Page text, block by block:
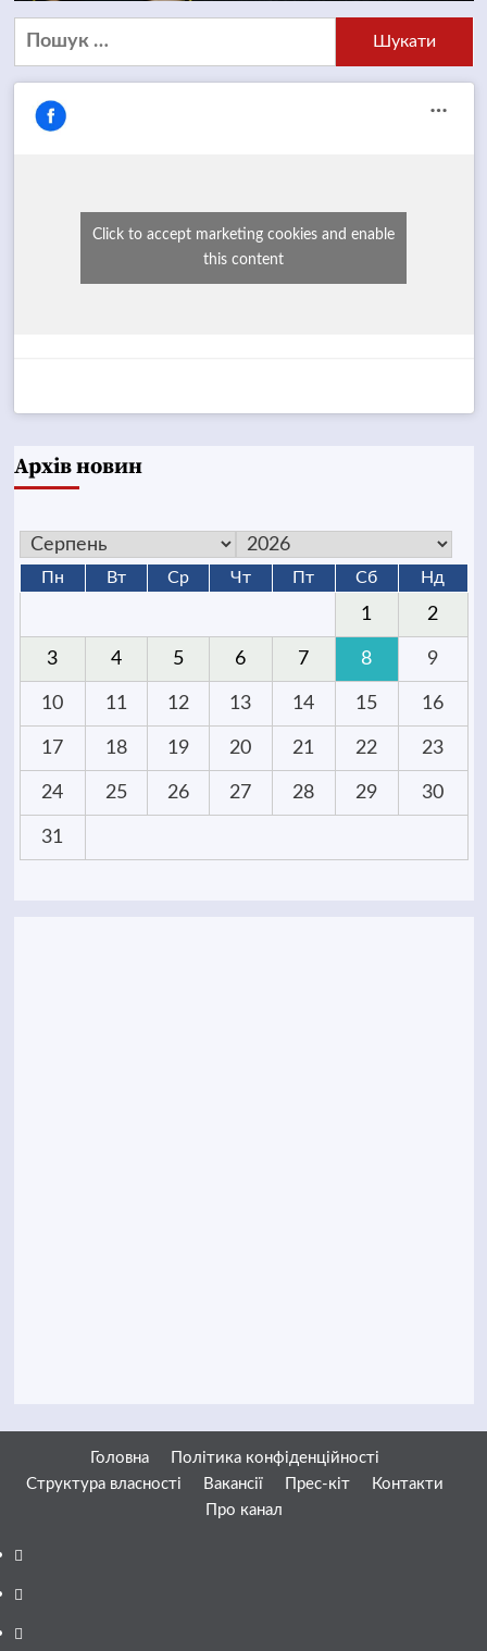
Пошук:
Click to accept marketing cookies and enable
this content
Архів новин
Пн Вт Ср Чт Пт Сб Нд
1 2
3 4 5 6 7 8 9
10 11 12 13 14 15 16
17 18 19 20 21 22 23
24 25 26 27 28 29 30
31
Головна
Політика конфіденційності
Структура власності
Вакансії Прес-кіт
Контакти
Про канал
Facebook
YouTube
Telegram